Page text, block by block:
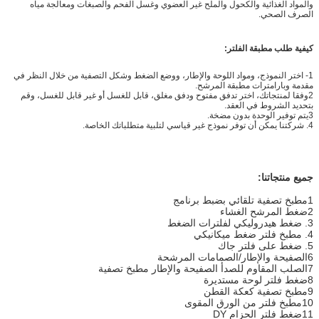
والمواد الغذائية والكحول والملح غير العضوي وغسل الفحم والصبغات ومعالجة مياه
الصرف الصحي.
كيفية طلب مطبقة الفلتر:
1- اختر النموذج، ومواد اللوحة والإطار، ووضع الضغط وشكل التصفية من خلال النظر في
مقدمة وبارامترات مطبقة المرشح.
2وفقا لمنتجاتك، اختر تدفق مفتوح ودفق مغلق، قابل للغسل أو غير قابل للغسل، وقم
بتحديد الشروط في العقد.
3يتم توفير الوحدة بدون مضخة.
4. شركتنا يمكن أن توفر نموذج غير قياسي لتلبية متطلباتك الخاصة.
جميع منتجاتنا:
1مطبخ تصفية تلقائي بضبط برنامج
2ضغط المرشح الغشاء
3. ضغط هيدروليكي لفلترات الضغط
4. مطبخ فلتر ضغط ميكانيكي
5. ضغط على فلتر جاك
6الصفيحة والإطار/الصمامات المرشحة
7الصلب المقاوم للصدأ الصفيحة والإطار مطبخ تصفية
8ضغط فلتر لوحة مستديرة
9مطبخ تصفية كعكة القطن
10مطبخ فلتر من الورق المقوى
11ضغط فلتر الحزام DY